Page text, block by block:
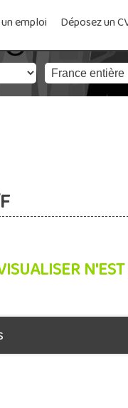
emploi Déposez un